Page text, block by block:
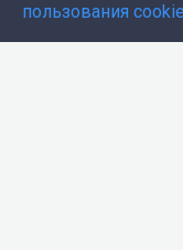
Контакты
пользования cookie